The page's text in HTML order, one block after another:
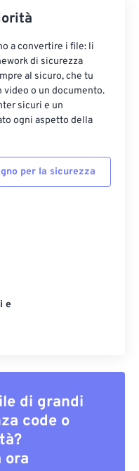
a convertire i file: li
di sicurezza
al sicuro, che tu
o un documento.
sicuri e un
ogni aspetto della
per la sicurezza
e
di grandi
code o
ora